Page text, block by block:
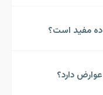
مفید است؟
دارد؟